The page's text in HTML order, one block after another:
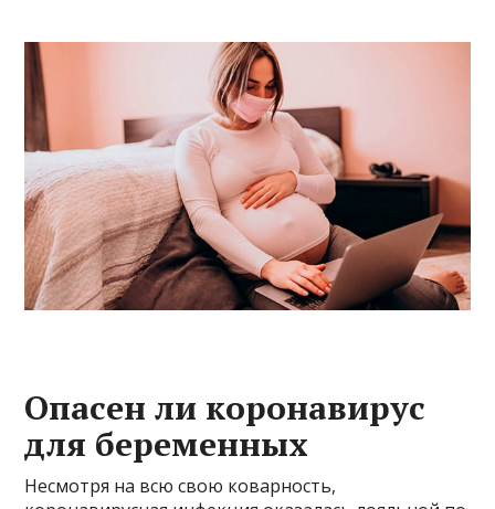
Опасен ли коронавирус
для беременных
Несмотря на всю свою коварность,